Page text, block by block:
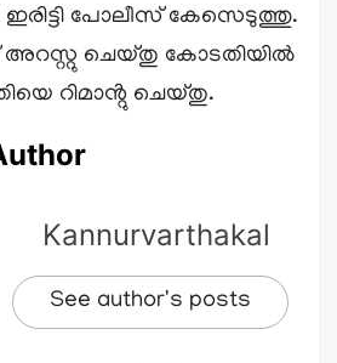
ഇരിട്ടി പോലീസ് കേസെടുത്തു.
ചെയ്തു കോടതിയിൽ
റിമാൻ്റു ചെയ്തു.
Kannurvarthakal
See author's posts